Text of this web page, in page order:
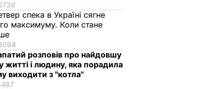
спека в Україні сягне
максимуму. Коли стане
розповів про найдовшу
у житті і людину, яка порадила
виходити з "котла"